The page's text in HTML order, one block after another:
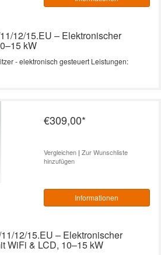
12/15.EU – Elektronischer
kW
- elektronisch gesteuert Leistungen:
€309,00*
Vergleichen| Zur Wunschliste
hinzufügen
Informationen
12/15.EU – Elektronischer
WiFi & LCD, 10–15 kW